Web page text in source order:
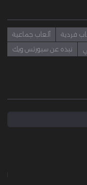
ألعاب جماعية فردية
نبذه عن سبورتس ويك